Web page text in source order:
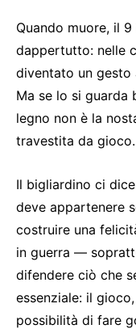
Quando muore, il
dappertutto: nelle
diventato un
Ma se lo si guarda
legno non è la
travestita da gioco.
Il bigliardino ci
deve appartenere
costruire una
in guerra —
difendere ciò che
essenziale: il
possibilità di fare